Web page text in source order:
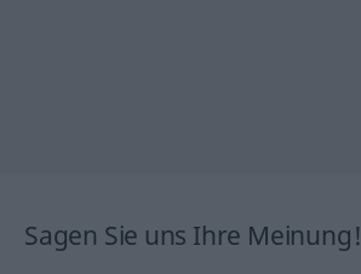
Sagen Sie uns Ihre Meinung!